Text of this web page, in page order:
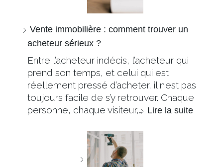
Vente immobilière : comment trouver un
acheteur sérieux ?
Entre l’acheteur indécis, l’acheteur qui
prend son temps, et celui qui est
réellement pressé d’acheter, il n’est pas
toujours facile de s’y retrouver. Chaque
personne, chaque visiteur,… Lire la suite